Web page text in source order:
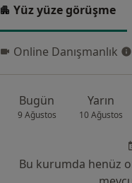
Yüz yüze görüşme
Yüz yüze görüşme
Online Danışmanlık
Online Danışmanlık
Bugün
9 Ağustos
Yarın
10 Ağustos
Bu kurumda henüz